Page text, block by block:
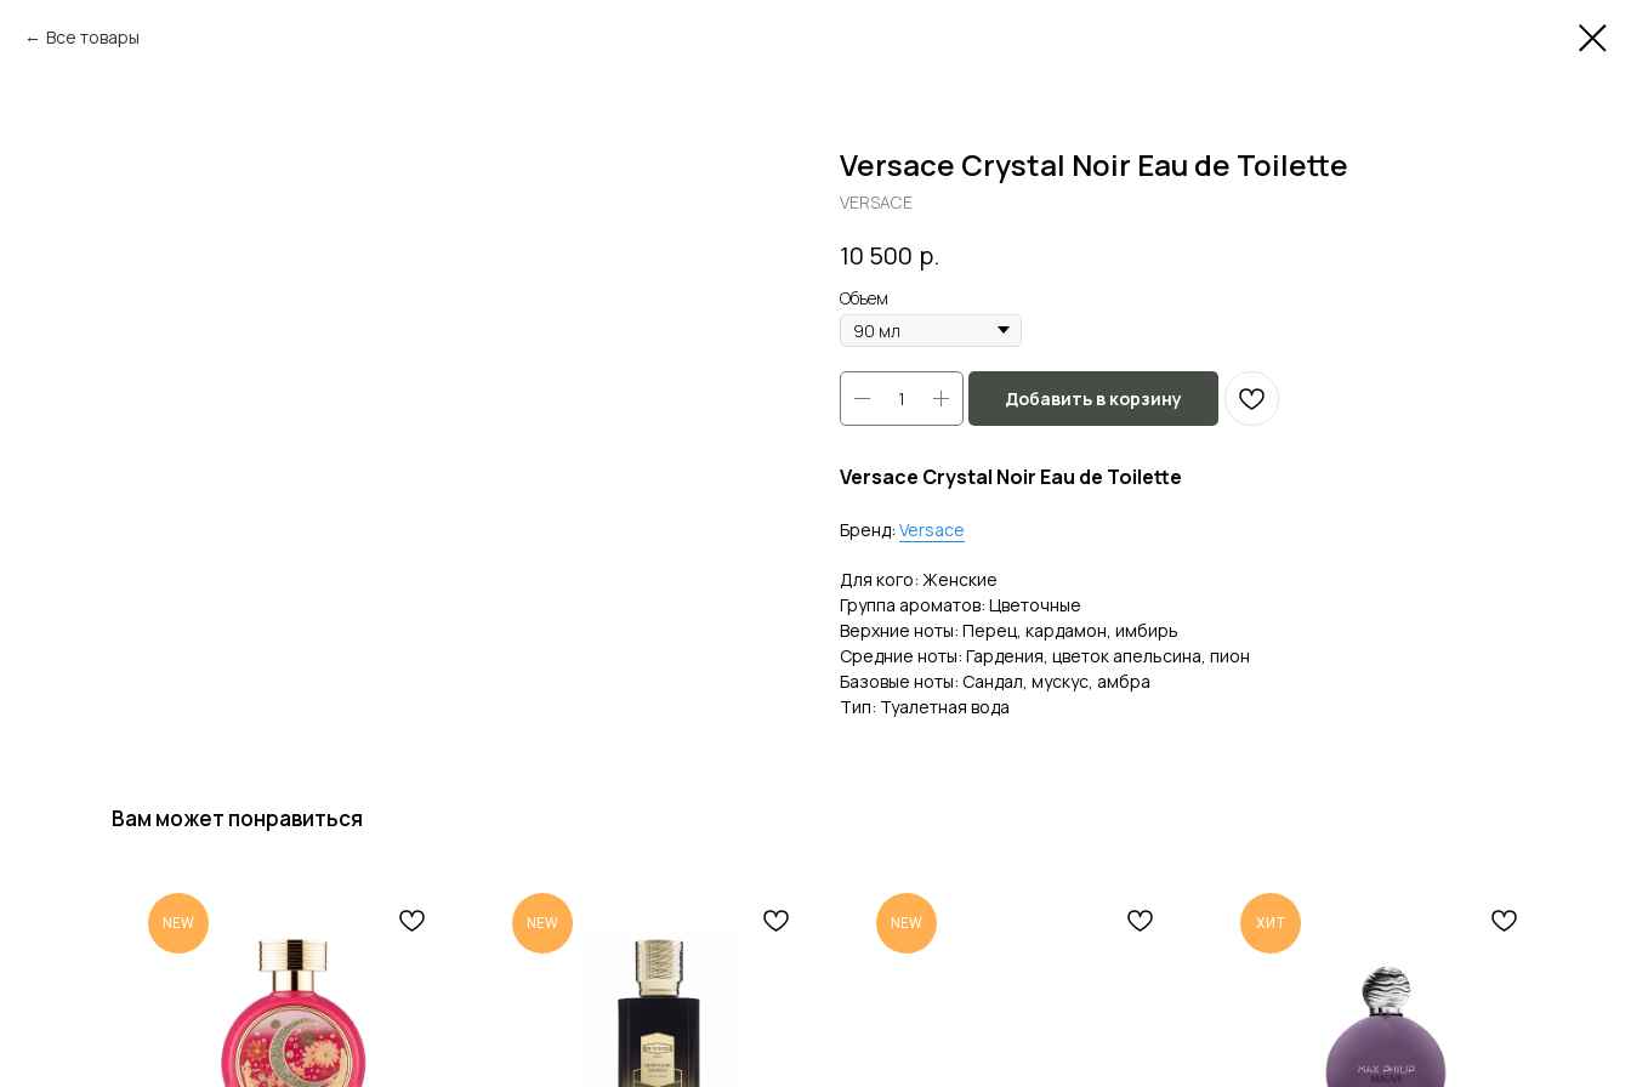
Все товары
Versace Crystal Noir Eau de Toilette
VERSACE
10 500 р.
Объем
Добавить в корзину
Versace Crystal Noir Eau de Toilette
Бренд: Versace
Для кого: Женские
Группа ароматов: Цветочные
Верхние ноты: Перец, кардамон, имбирь
Средние ноты: Гардения, цветок апельсина, пион
Базовые ноты: Сандал, мускус, амбра
Тип: Туалетная вода
Вам может понравиться
NEW NEW NEW ХИТ